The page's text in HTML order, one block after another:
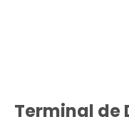
Terminal de